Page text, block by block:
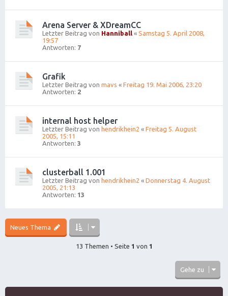
Arena Server & XDreamCC
Letzter Beitrag von Hanniball « Samstag 5. April 2008,
19:57
Antworten: 7
Grafik
Letzter Beitrag von mavs « Freitag 19. Mai 2006, 23:20
Antworten: 2
internal host helper
Letzter Beitrag von hendrikhein2 « Freitag 5. August
2005, 15:11
Antworten: 3
clusterball 1.001
Letzter Beitrag von hendrikhein2 « Donnerstag 4. August
2005, 21:13
Antworten: 13
Neues Thema
13 Themen • Seite 1 von 1
Gehe zu